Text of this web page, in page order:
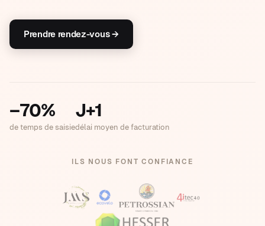
Prendre rendez-vous →
–70%
de temps de saisie
J+1
délai moyen de facturation
ILS NOUS FONT CONFIANCE